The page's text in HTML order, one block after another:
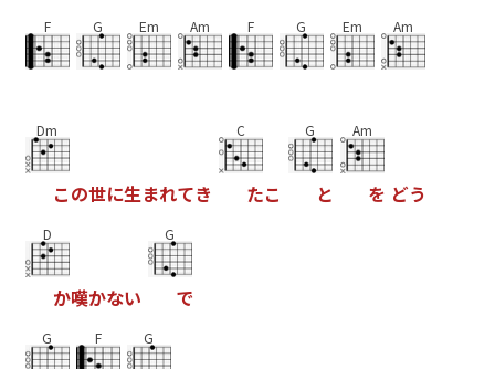
F G Em Am F G Em Am
Dm
この世に生まれてき
C
たこ
G
と
Am
を どう
D
か嘆かない
G
で
G F G